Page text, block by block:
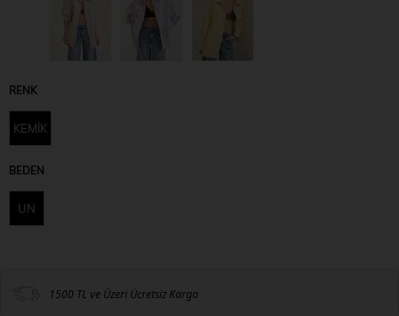
RENK
KEMİK
BEDEN
UN
1500 TL ve Üzeri Ücretsiz Kargo